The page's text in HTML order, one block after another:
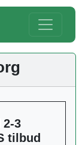
2-3
tilbud